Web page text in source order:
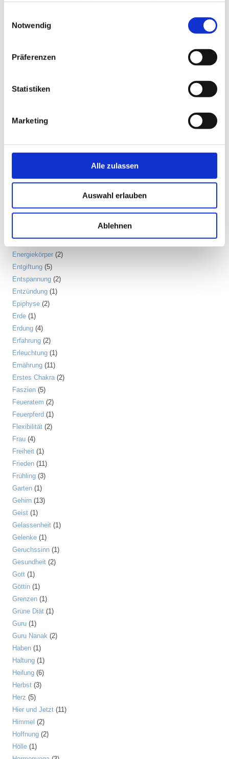
Notwendig
Präferenzen
Statistiken
Marketing
Alle zulassen
Auswahl erlauben
Ablehnen
Chakra
Containment(1)
Detox(5)
Dosha(1)
Ego(1)
Eigenständigkeit(4)
Energiekörper (2)
Entgiftung (5)
Entspannung (2)
Entzündung (1)
Epiphyse (2)
Erde (1)
Erdung (4)
Erfahrung (2)
Erleuchtung (1)
Ernährung (11)
Erstes Chakra(2)
Faszien (5)
Feueratem (2)
Feuerpferd (1)
Flexibilität (2)
Frau (4)
Freiheit (1)
Frieden (11)
Frühling (3)
Garten (1)
Gehirn (13)
Geist (1)
Gelassenheit (1)
Gelenke (1)
Geruchssinn (1)
Gesundheit (2)
Gott (1)
Göttin (1)
Grenzen (1)
Grüne Diät (1)
Guru (1)
Guru Nanak (2)
Haben (1)
Haltung (1)
Heilung (6)
Herbst (3)
Herz (5)
Hier und Jetzt (11)
Himmel (2)
Hoffnung (2)
Hölle (1)